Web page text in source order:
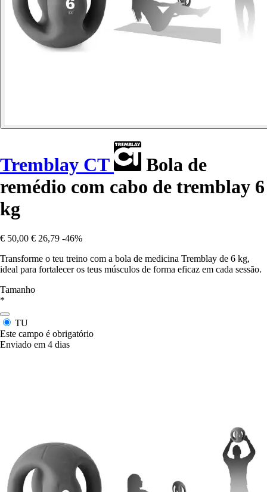
Tremblay CT
Bola de
remédio com cabo de tremblay 6
kg
€ 50,00 € 26,79 -46%
Transforme o teu treino com a bola de medicina Tremblay de 6 kg,
ideal para fortalecer os teus músculos de forma eficaz em cada sessão.
Tamanho
*
TU
Este campo é obrigatório
Enviado em 4 dias